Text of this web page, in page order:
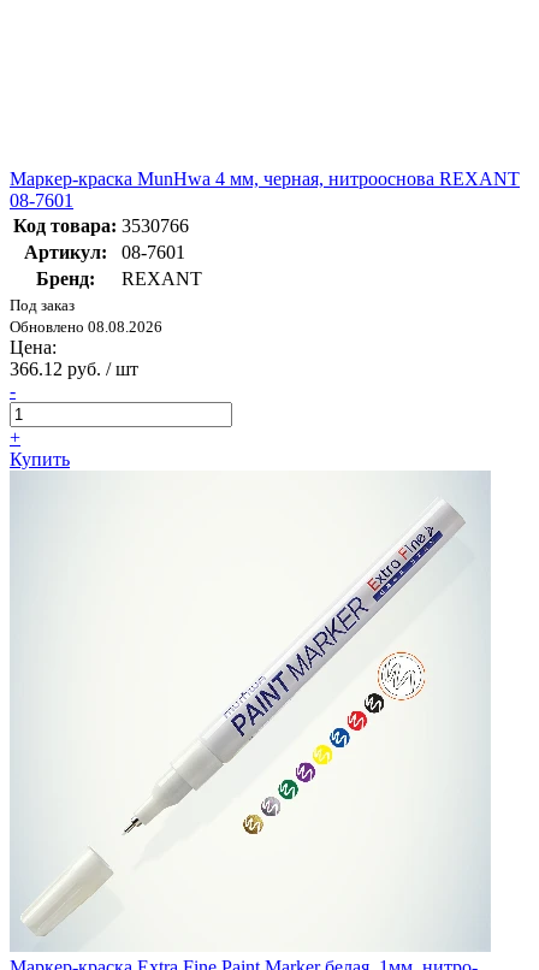
Маркер-краска MunHwa 4 мм, черная, нитрооснова REXANT
08-7601
Код товара: 3530766
Артикул:
08-7601
Бренд:
REXANT
Под заказ
Обновлено 08.08.2026
Цена:
366.12 руб. / шт
-
+
Купить